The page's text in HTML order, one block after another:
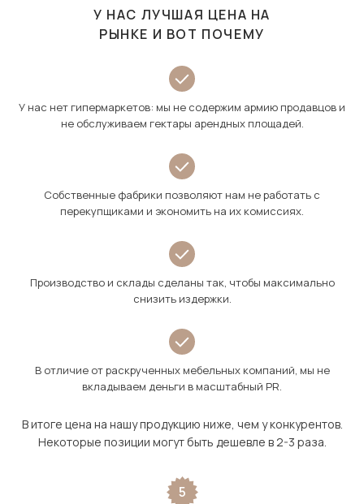
У НАС ЛУЧШАЯ ЦЕНА НА
РЫНКЕ И ВОТ ПОЧЕМУ
У нас нет гипермаркетов: мы не содержим армию продавцов и
не обслуживаем гектары арендных площадей.
Собственные фабрики позволяют нам не работать с
перекупщиками и экономить на их комиссиях.
Производство и склады сделаны так, чтобы максимально
снизить издержки.
В отличие от раскрученных мебельных компаний, мы не
вкладываем деньги в масштабный PR.
В итоге цена на нашу продукцию ниже, чем у конкурентов.
Некоторые позиции могут быть дешевле в 2-3 раза.
5